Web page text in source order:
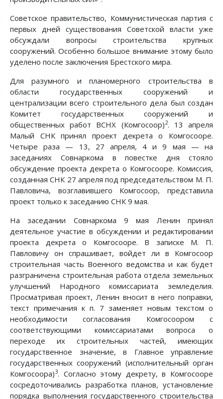
Советское правительство, Коммунистическая партия с
первых дней существования Советской власти уже
обсуждали вопросы строительства крупных
сооружений. Особенно большое внимание этому было
уделено после заключения Брестского мира.
Для разумного и планомерного строительства в
области государственных сооружений и
централизации всего строительного дела был создан
Комитет государственных сооружений и
общественных работ ВСНХ (Комгосоор)2. 13 апреля
Малый СНК принял проект декрета о Комгосооре.
Четыре раза — 13, 27 апреля, 4 и 9 мая — на
заседаниях Совнаркома в повестке дня стояло
обсуждение проекта декрета о Комгосооре. Комиссия,
созданная СНК 27 апреля под председательством М. П.
Павловича, возглавившего Комгосоор, представила
проект только к заседанию СНК 9 мая.
На заседании Совнаркома 9 мая Ленин принял
деятельное участие в обсуждении и редактировании
проекта декрета о Комгосооре. В записке М. П.
Павловичу он спрашивает, войдет ли в Комгосоор
строительная часть Военного ведомства и как будет
разграничена строительная работа отдела земельных
улучшений Народного комиссариата земледелия.
Просматривая проект, Ленин вносит в него поправки,
текст примечания к п. 7 заменяет новым текстом о
необходимости согласования Комгосоором с
соответствующими комиссариатами вопроса о
переходе их строительных частей, имеющих
государственное значение, в Главное управление
государственных сооружений (исполнительный орган
Комгосоора)3. Согласно этому декрету, в Комгосооре
сосредоточивались разработка планов, установление
порядка выполнения государственного строительства